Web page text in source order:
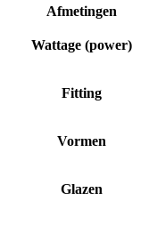
Afmetingen
Wattage (power)
Fitting
Vormen
Glazen